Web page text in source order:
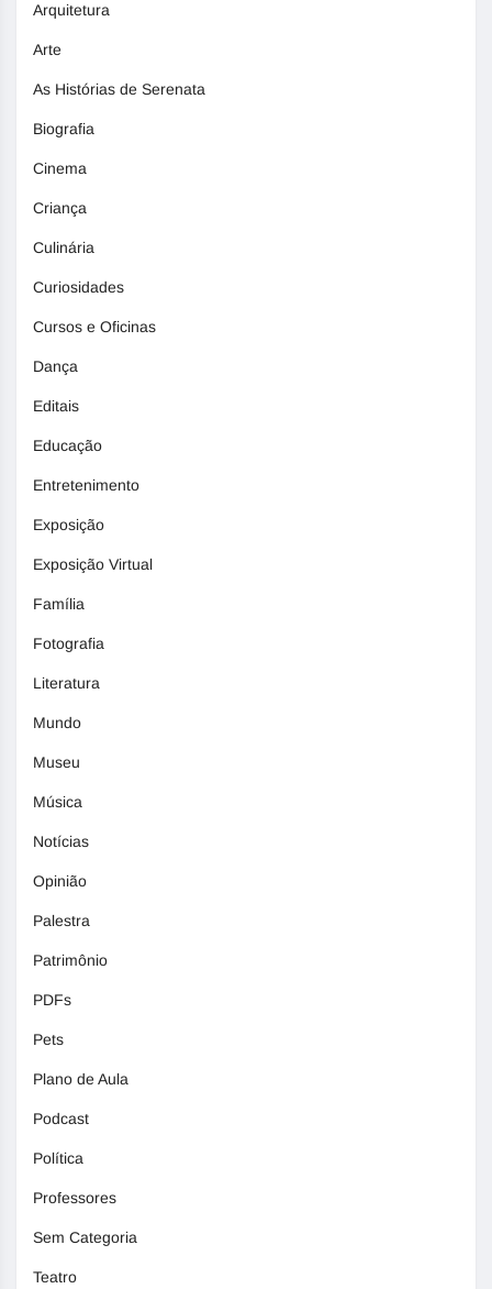
Arquitetura
Arte
As Histórias de Serenata
Biografia
Cinema
Criança
Culinária
Curiosidades
Cursos e Oficinas
Dança
Editais
Educação
Entretenimento
Exposição
Exposição Virtual
Família
Fotografia
Literatura
Mundo
Museu
Música
Notícias
Opinião
Palestra
Patrimônio
PDFs
Pets
Plano de Aula
Podcast
Política
Professores
Sem Categoria
Teatro